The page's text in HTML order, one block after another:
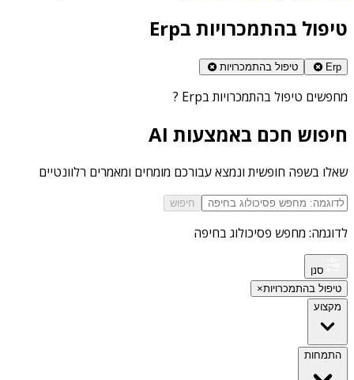
טיפול בהתמכרויות בErp
Erp טיפול בהתמכרויות
מחפשים טיפול בהתמכרויות בErp ?
חיפוש חכם באמצעות AI
שאלו בשפה חופשית ונמצא עבורכם מומחים ומאמרים רלוונטיים
חיפוש
לדוגמה: מחפש פסיכולוג בחיפה
סנן
טיפול בהתמכרויות×
מקצוע
התמחות